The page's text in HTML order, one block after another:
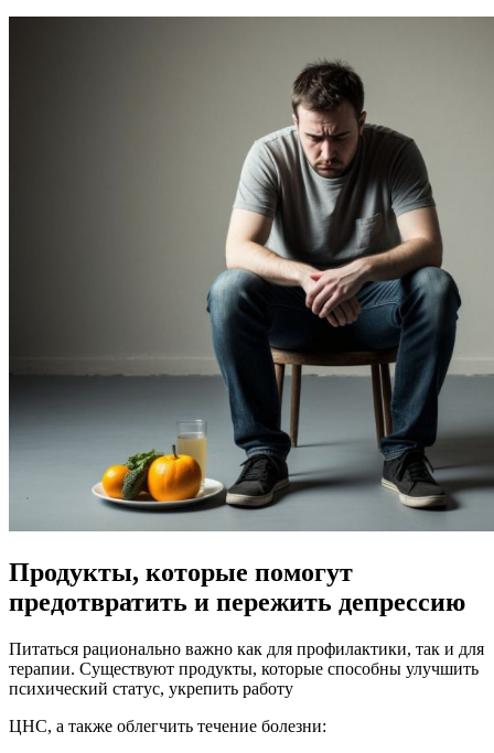
Продукты, которые помогут
предотвратить и пережить депрессию
Питаться рационально важно как для профилактики, так и для
терапии. Существуют продукты, которые способны улучшить
психический статус, укрепить работу
ЦНС, а также облегчить течение болезни: